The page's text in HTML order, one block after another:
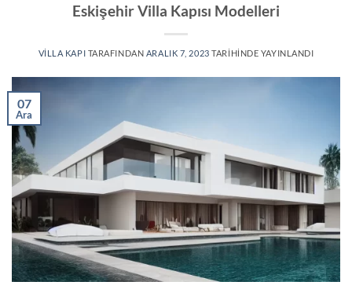
Eskişehir Villa Kapısı Modelleri
VILLA KAPI TARAFINDAN ARALIK 7, 2023 TARIHINDE YAYINLANDI
07
Ara